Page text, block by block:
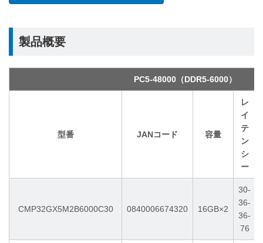
製品概要
PC5-48000（DDR5-6000）
型番 JANコード 容量
レ
イ
テ
ン
シ
ー
CMP32GX5M2B6000C30 0840006674320 16GB×2
30-
36-
36-
76